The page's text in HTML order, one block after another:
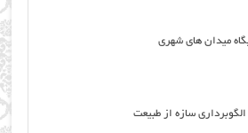
میدان های شهری
الگوبرداري سازه از طبيعت